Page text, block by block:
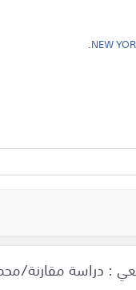
NEW
.
: دراسة مقارنة/